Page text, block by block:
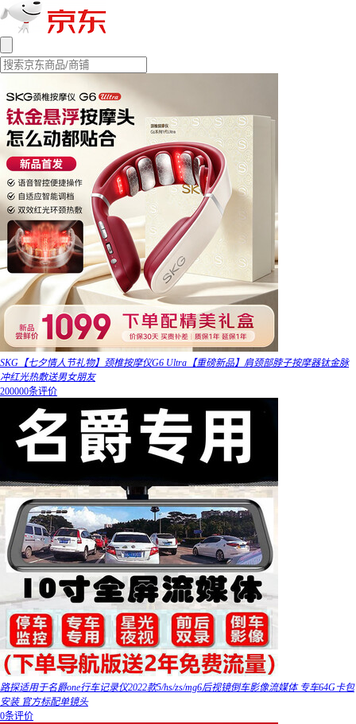
SKG【七夕情人节礼物】颈椎按摩仪G6 Ultra【重磅新品】肩颈部脖子按摩器钛金脉
冲红光热敷送男女朋友
200000条评价
路探适用于名爵one行车记录仪2022款5/hs/zs/mg6后视镜倒车影像流媒体 专车64G卡包
安装 官方标配单镜头
0条评价